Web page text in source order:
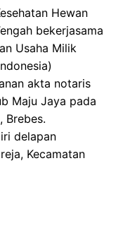
Hewan
bekerjasama
Usaha Milik
akta notaris
Maju Jaya pada
Brebes.
delapan
Kecamatan